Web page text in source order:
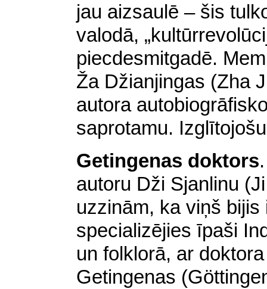
jau aizsaulē – šis
valodā,
piecdesmitgadē.
Ža Džianjingas (Zha
autora
saprotamu.
Getingenas doktors.
autoru Dži Sjanlinu
uzzinām, ka viņš
specializējies īpaši
un folklorā, ar
Getingenas